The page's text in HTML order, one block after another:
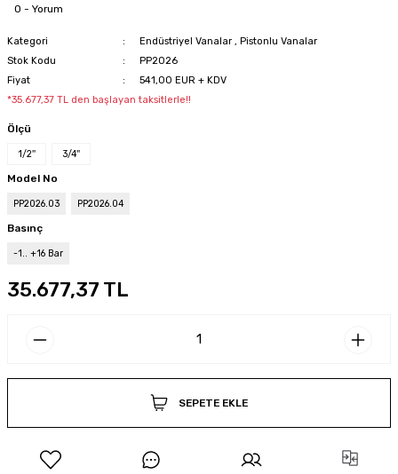
0 - Yorum
Kategori Endüstriyel Vanalar , Pistonlu Vanalar
Stok Kodu
PP2026
Fiyat
541,00 EUR + KDV
*35.677,37 TL den başlayan taksitlerle!!
Ölçü
1/2'' 3/4''
Model No
PP2026.03 PP2026.04
Basınç
-1.. +16 Bar
35.677,37 TL
SEPETE EKLE